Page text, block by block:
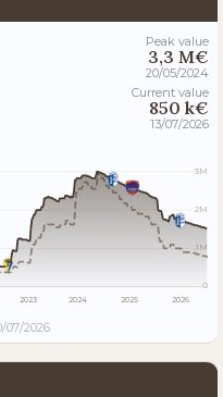
Peak value
3,3 M€
20/05/2024
Current value
850 k€
13/07/2026
3M
2M
1M
0
2023 2024 2025 2026
07/2026